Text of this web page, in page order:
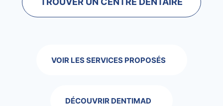
VOIR LES SERVICES PROPOSÉS
DÉCOUVRIR DENTIMAD